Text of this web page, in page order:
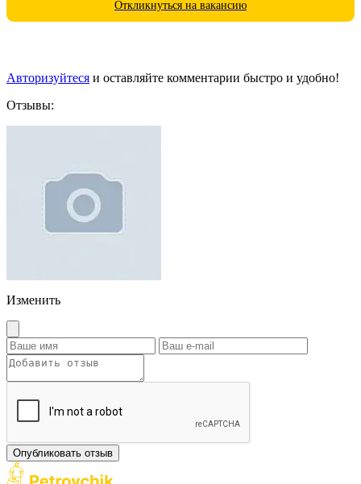
Откликнуться на вакансию
Авторизуйтеся и оставляйте комментарии быстро и удобно!
Отзывы:
Изменить
Опубликовать отзыв